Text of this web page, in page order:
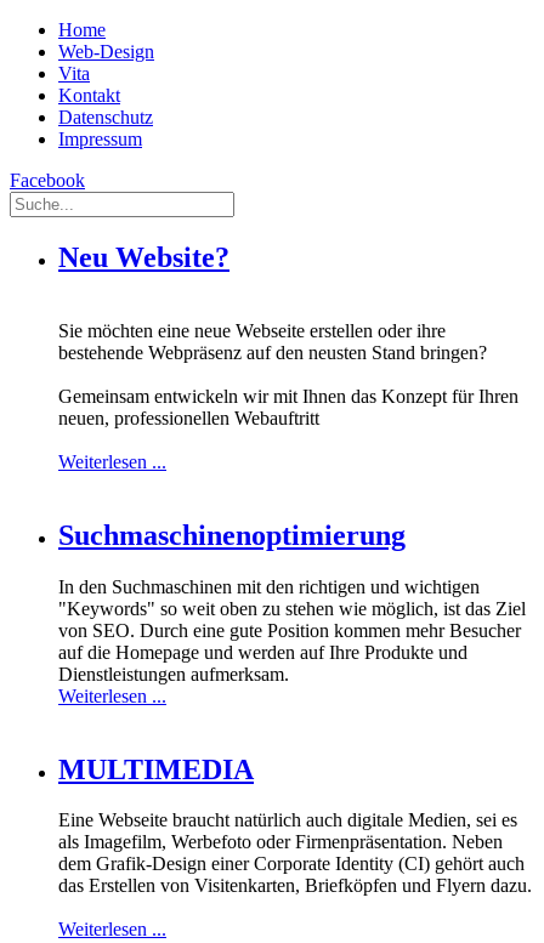
Home
Web-Design
Vita
Kontakt
Datenschutz
Impressum
Facebook
Neu Website?
Sie möchten eine neue Webseite erstellen oder ihre
bestehende Webpräsenz auf den neusten Stand bringen?
Gemeinsam entwickeln wir mit Ihnen das Konzept für Ihren
neuen, professionellen Webauftritt
Weiterlesen ...
Suchmaschinenoptimierung
In den Suchmaschinen mit den richtigen und wichtigen
"Keywords" so weit oben zu stehen wie möglich, ist das Ziel
von SEO. Durch eine gute Position kommen mehr Besucher
auf die Homepage und werden auf Ihre Produkte und
Dienstleistungen aufmerksam.
Weiterlesen ...
MULTIMEDIA
Eine Webseite braucht natürlich auch digitale Medien, sei es
als Imagefilm, Werbefoto oder Firmenpräsentation. Neben
dem Grafik-Design einerCorporate Identity (CI) gehört auch
das Erstellen von Visitenkarten, Briefköpfen und Flyern dazu.
Weiterlesen ...